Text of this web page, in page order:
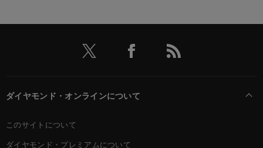
ダイヤモンド・オンラインについて
このサイトについて
ダイヤモンド・プレミアムについて